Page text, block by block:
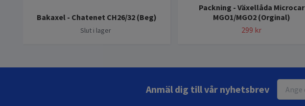
Bakaxel - Chatenet CH26/32 (Beg)
Slut i lager
Packning - Växellåda Microcar
MGO1/MGO2 (Orginal)
299 kr
Anmäl dig till vår nyhetsbrev